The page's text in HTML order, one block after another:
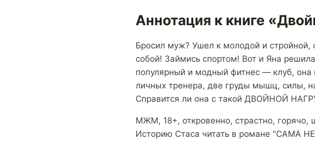
Аннотация к книге
Бросил муж? Ушел к молодой и стройной,
собой! Займись спортом! Вот и Яна
популярный и модный фитнес — клуб, она
личных тренера, две груды мышц, силы,
Справится ли она с такой ДВОЙНОЙ
МЖМ, 18+, откровенно, страстно,
Историю Стаса читать в романе "САМА